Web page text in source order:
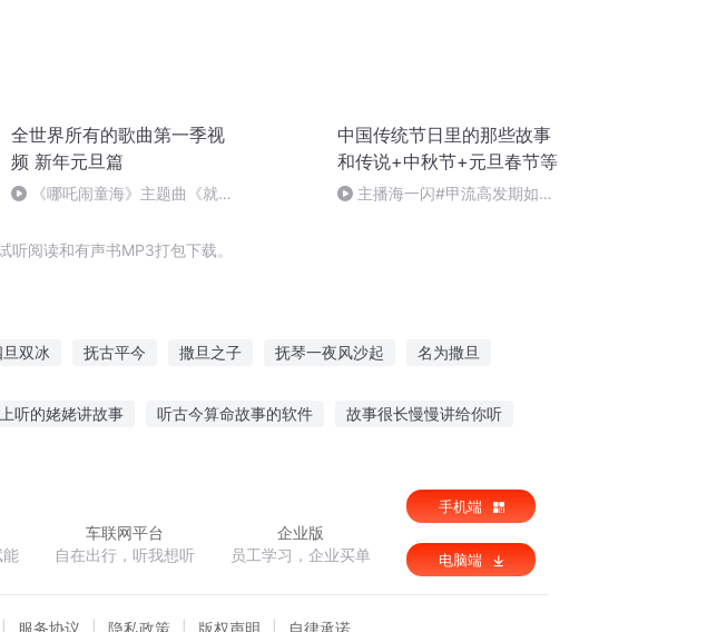
全世界所有的歌曲第一季视
频 新年元旦篇
《哪吒闹童海》主题曲《就是
中国传统节日里的那些故事
和传说+中秋节+元旦春节等
主播海一闪#甲流高发期如何
阅读和有声书MP3打包下载。
旦双冰 抚古平今 撒旦之子 抚琴一夜风沙起 名为撒旦
听的姥姥讲故事 听古今算命故事的软件 故事很长慢慢讲给你听
能
车联网平台
自在出行，听我想听
企业版
员工学习，企业买单
手机端
电脑端
服务协议 隐私政策 版权声明 自律承诺